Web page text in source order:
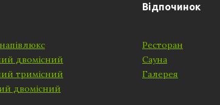
двомісний
тримісний
двомісний
Відпочинок
Ресторан
Сауна
Галерея